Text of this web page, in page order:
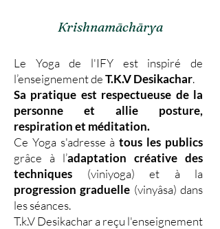
Krishnamāchārya
Le Yoga de l'IFY est inspiré de
l’enseignement deT.K.V Desikachar.
Sa pratique est respectueuse de la
personne et allie posture,
respiration et méditation.
Ce Yoga s'adresse àtous les publics
grâce à l’adaptation créative des
techniques (viniyoga) et à la
progression graduelle (vinyâsa) dans
les séances.
T.k.V Desikachar a reçu l'enseignement